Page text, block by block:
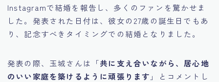
Instagramで結婚を報告し、多くのファンを驚かせま
した。発表された日付は、彼女の27歳の誕生日でもあ
り、記念すべきタイミングでの結婚となりました。
発表の際、玉城さんは「共に支え合いながら、居心地
のいい家庭を築けるように頑張ります 」とコメントし